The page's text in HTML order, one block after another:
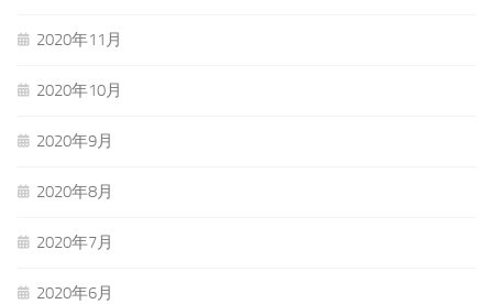
2020年11月
2020年10月
2020年9月
2020年8月
2020年7月
2020年6月